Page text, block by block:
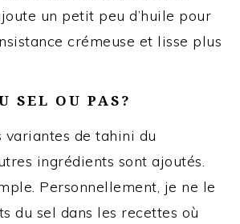
un petit peu d’huile pour
crémeuse et lisse plus
SEL OU PAS?
variantes de tahini du
ingrédients sont ajoutés.
Personnellement, je ne le
du sel dans les recettes où